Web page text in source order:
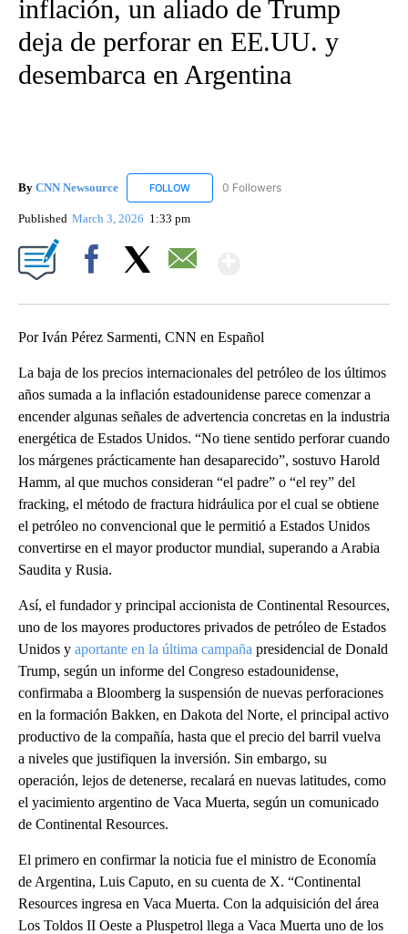
inflación, un aliado de Trump
deja de perforar en EE.UU. y
desembarca en Argentina
By CNN Newsource FOLLOW FOLLOW "CNN NEWSOURCE" TO RECEIVE
0 Followers
Published March 3, 2026 1:33 pm
Por Iván Pérez Sarmenti, CNN en Español
La baja de los precios internacionales del petróleo de los últimos
años sumada a la inflación estadounidense parece comenzar a
encender algunas señales de advertencia concretas en la industria
energética de Estados Unidos. “No tiene sentido perforar cuando
los márgenes prácticamente han desaparecido”, sostuvo Harold
Hamm, al que muchos consideran “el padre” o “el rey” del
fracking, el método de fractura hidráulica por el cual se obtiene
el petróleo no convencional que le permitió a Estados Unidos
convertirse en el mayor productor mundial, superando a Arabia
Saudita y Rusia.
Así, el fundador y principal accionista de Continental Resources,
uno de los mayores productores privados de petróleo de Estados
Unidos y aportante en la última campaña presidencial de Donald
Trump, según un informe del Congreso estadounidense,
confirmaba a Bloomberg la suspensión de nuevas perforaciones
en la formación Bakken, en Dakota del Norte, el principal activo
productivo de la compañía, hasta que el precio del barril vuelva
a niveles que justifiquen la inversión. Sin embargo, su
operación, lejos de detenerse, recalará en nuevas latitudes, como
el yacimiento argentino de Vaca Muerta, según un comunicado
de Continental Resources.
El primero en confirmar la noticia fue el ministro de Economía
de Argentina, Luis Caputo, en su cuenta de X. “Continental
Resources ingresa en Vaca Muerta. Con la adquisición del área
Los Toldos II Oeste a Pluspetrol llega a Vaca Muerta uno de los